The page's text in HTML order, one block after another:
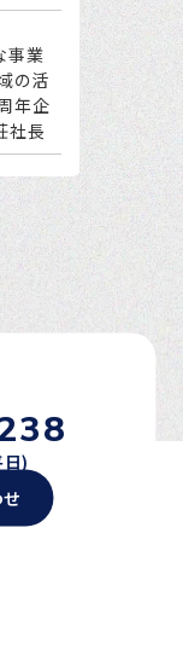
事業
の活
年企
社長
)